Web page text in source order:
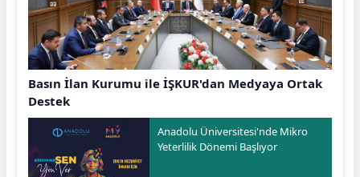
Basın İlan Kurumu ile İŞKUR'dan Medyaya Ortak
Destek
Anadolu Üniversitesi'nde Mikro
Yeterlilik Dönemi Başlıyor